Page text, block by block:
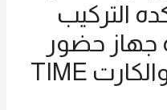
التركيب
جهاز حضور
وانصراف بالبصمة والكارت TIME